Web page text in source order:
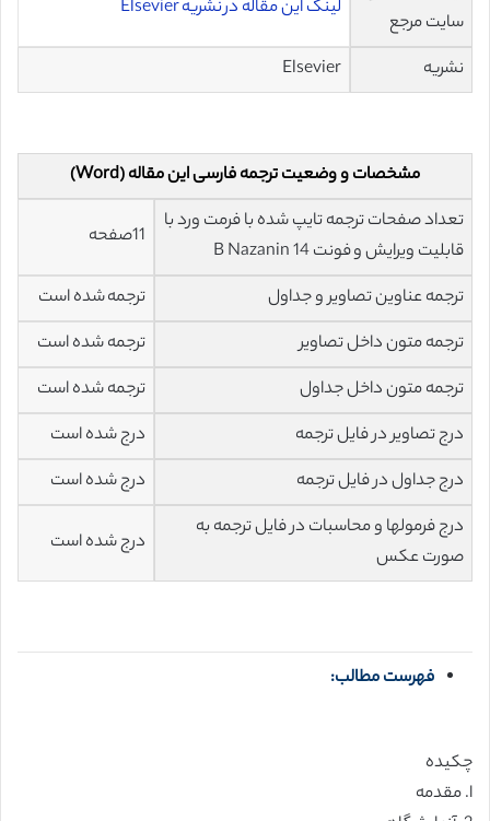
سایت مرجع
لینک این مقاله در نشریه Elsevier
نشریه Elsevier
مشخصات و وضعیت ترجمه فارسی این مقاله (Word)
تعداد صفحات ترجمه تایپ شده با فرمت ورد با
قابلیت ویرایش و فونت 14 B Nazanin
11صفحه
ترجمه عناوین تصاویر و جداول
ترجمه شده است
ترجمه متون داخل تصاویر
ترجمه شده است
ترجمه متون داخل جداول
ترجمه شده است
درج تصاویر در فایل ترجمه
درج شده است
درج جداول در فایل ترجمه
درج شده است
درج فرمولها و محاسبات در فایل ترجمه به
صورت عکس
درج شده است
فهرست مطالب:
چکیده
ا. مقدمه